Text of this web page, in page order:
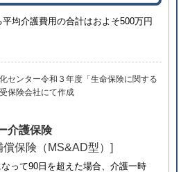
均介護費用の合計はおよそ500万円
センター令和３年度「生命保険に関する
保険会社にて作成
介護保険
償保険（MS&AD型）]
って90日を超えた場合、介護一時